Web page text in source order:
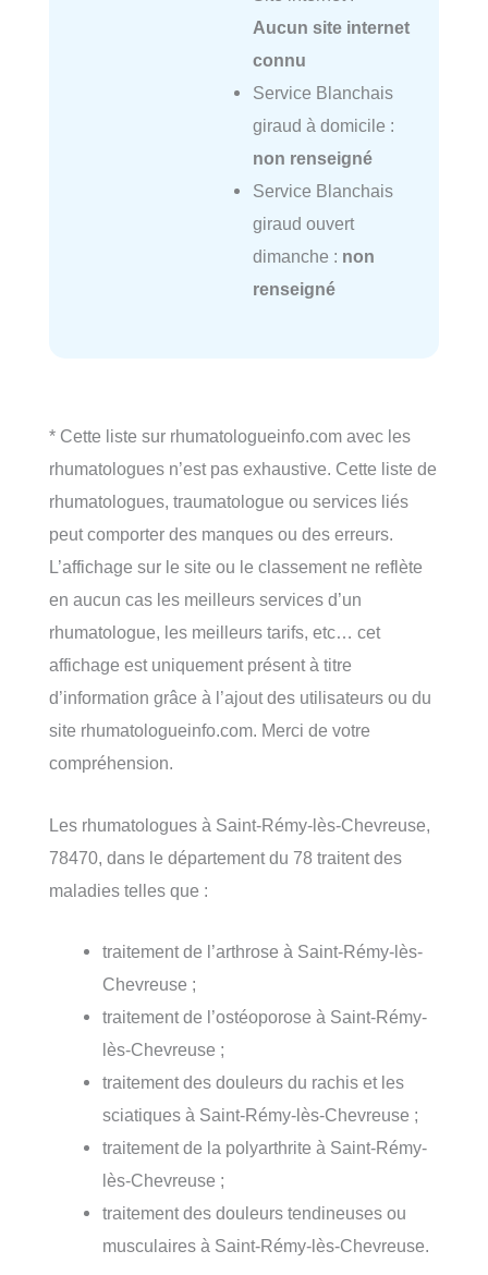
Aucun site internet
connu
Service Blanchais
giraud à domicile :
non renseigné
Service Blanchais
giraud ouvert
dimanche : non
renseigné
* Cette liste sur rhumatologueinfo.com avec les
rhumatologues n’est pas exhaustive. Cette liste de
rhumatologues, traumatologue ou services liés
peut comporter des manques ou des erreurs.
L’affichage sur le site ou le classement ne reflète
en aucun cas les meilleurs services d’un
rhumatologue, les meilleurs tarifs, etc… cet
affichage est uniquement présent à titre
d’information grâce à l’ajout des utilisateurs ou du
site rhumatologueinfo.com. Merci de votre
compréhension.
Les rhumatologues à Saint-Rémy-lès-Chevreuse,
78470, dans le département du 78 traitent des
maladies telles que :
traitement de l’arthrose à Saint-Rémy-lès-
Chevreuse ;
traitement de l’ostéoporose à Saint-Rémy-
lès-Chevreuse ;
traitement des douleurs du rachis et les
sciatiques à Saint-Rémy-lès-Chevreuse ;
traitement de la polyarthrite à Saint-Rémy-
lès-Chevreuse ;
traitement des douleurs tendineuses ou
musculaires à Saint-Rémy-lès-Chevreuse.